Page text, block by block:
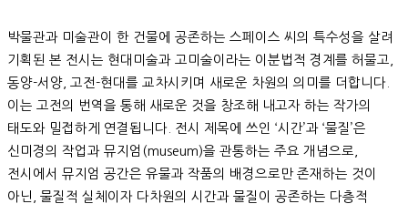
박물관과 미술관이 한 건물에 공존하는 스페이스 씨의 특수성을 살려
기획된 본 전시는 현대미술과 고미술이라는 이분법적 경계를 허물고,
동양-서양, 고전-현대를 교차시키며 새로운 차원의 의미를 더합니다.
이는 고전의 번역을 통해 새로운 것을 창조해 내고자 하는 작가의
태도와 밀접하게 연결됩니다. 전시 제목에 쓰인 ‘시간’과 ‘물질’은
신미경의 작업과 뮤지엄(museum)을 관통하는 주요 개념으로,
전시에서 뮤지엄 공간은 유물과 작품의 배경으로만 존재하는 것이
아닌, 물질적 실체이자 다차원의 시간과 물질이 공존하는 다층적